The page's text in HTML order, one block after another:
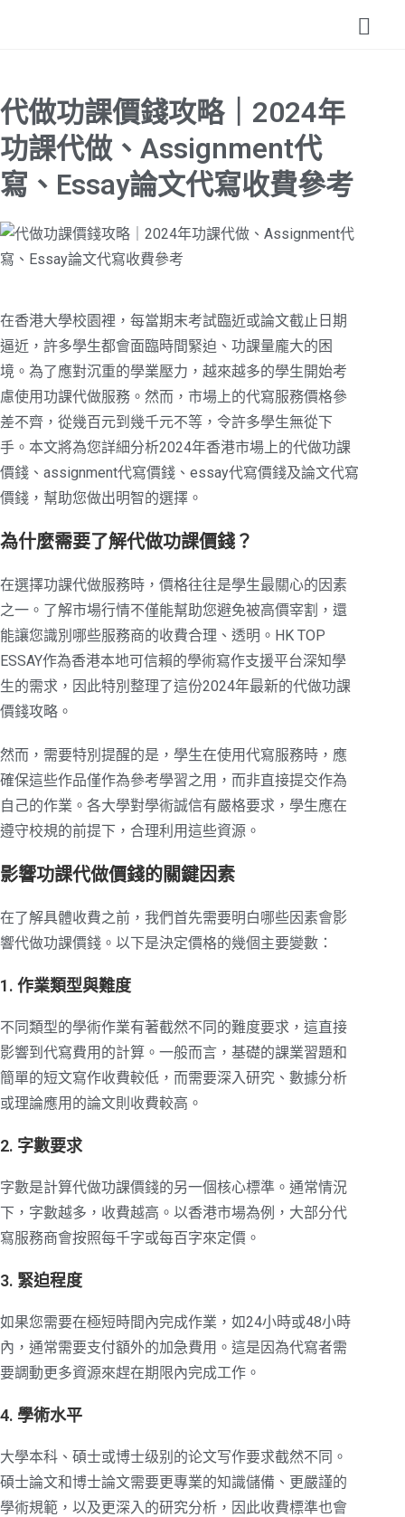
代做功課價錢攻略｜2024年
功課代做、Assignment代
寫、Essay論文代寫收費參考
在香港大學校園裡，每當期末考試臨近或論文截止日期
逼近，許多學生都會面臨時間緊迫、功課量龐大的困
境。為了應對沉重的學業壓力，越來越多的學生開始考
慮使用功課代做服務。然而，市場上的代寫服務價格參
差不齊，從幾百元到幾千元不等，令許多學生無從下
手。本文將為您詳細分析2024年香港市場上的代做功課
價錢、assignment代寫價錢、essay代寫價錢及論文代寫
價錢，幫助您做出明智的選擇。
為什麼需要了解代做功課價錢？
在選擇功課代做服務時，價格往往是學生最關心的因素
之一。了解市場行情不僅能幫助您避免被高價宰割，還
能讓您識別哪些服務商的收費合理、透明。HK TOP
ESSAY作為香港本地可信賴的學術寫作支援平台深知學
生的需求，因此特別整理了這份2024年最新的代做功課
價錢攻略。
然而，需要特別提醒的是，學生在使用代寫服務時，應
確保這些作品僅作為參考學習之用，而非直接提交作為
自己的作業。各大學對學術誠信有嚴格要求，學生應在
遵守校規的前提下，合理利用這些資源。
影響功課代做價錢的關鍵因素
在了解具體收費之前，我們首先需要明白哪些因素會影
響代做功課價錢。以下是決定價格的幾個主要變數：
1. 作業類型與難度
不同類型的學術作業有著截然不同的難度要求，這直接
影響到代寫費用的計算。一般而言，基礎的課業習題和
簡單的短文寫作收費較低，而需要深入研究、數據分析
或理論應用的論文則收費較高。
2. 字數要求
字數是計算代做功課價錢的另一個核心標準。通常情況
下，字數越多，收費越高。以香港市場為例，大部分代
寫服務商會按照每千字或每百字來定價。
3. 緊迫程度
如果您需要在極短時間內完成作業，如24小時或48小時
內，通常需要支付額外的加急費用。這是因為代寫者需
要調動更多資源來趕在期限內完成工作。
4. 學術水平
大學本科、碩士或博士级别的论文写作要求截然不同。
碩士論文和博士論文需要更專業的知識儲備、更嚴謹的
學術規範，以及更深入的研究分析，因此收費標準也會